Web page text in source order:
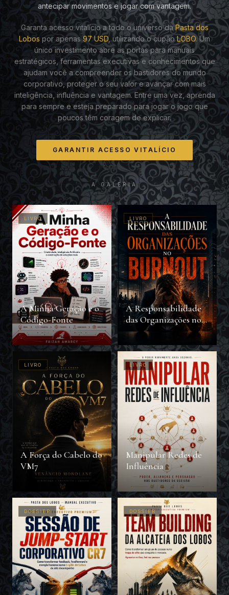
antecipar movimentos e jogar com vantagem.
Garanta acesso vitalício a todo o universo da Pasta dos
Lobos por apenas 97 USD, utilizando o cupão LOBO. Um
único investimento abre as portas para manuais
estratégicos, ferramentas executivas e conhecimentos que
ajudam você a compreender os bastidores do mundo
corporativo, proteger o seu valor e avançar com mais
inteligência, influência e vantagem. Entre uma vez, aprenda
para sempre e esteja preparado para jogar o jogo que
poucos têm coragem de explicar.
GARANTIR ACESSO VITALÍCIO
A GALERIA
LIVRO
A Minha Geração e o
Código-Fonte
LIVRO
A Responsabilidade
das Organizações no
Burnout
LIVRO
A Força do Cabelo do
VM7
LIVRO
Manipular Redes de
Influência
DOSSIER DOSSIER